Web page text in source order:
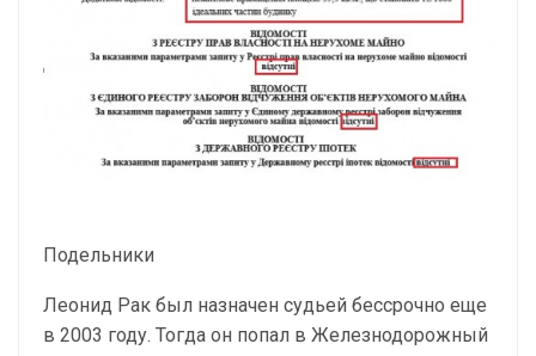
Подельники
Леонид Рак был назначен судьей бессрочно еще
в 2003 году. Тогда он попал в Железнодорожный